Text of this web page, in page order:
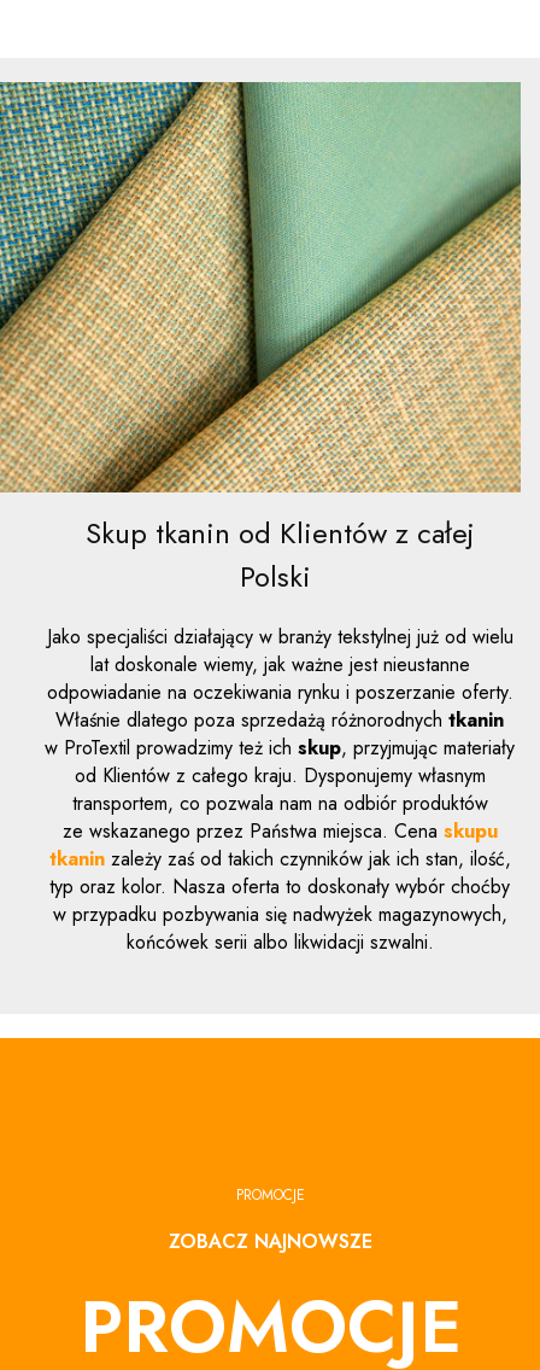
Skup tkanin od Klientów z całej
Polski
Jako specjaliści działający w branży tekstylnej już od wielu
lat doskonale wiemy, jak ważne jest nieustanne
odpowiadanie na oczekiwania rynku i poszerzanie oferty.
Właśnie dlatego poza sprzedażą różnorodnych tkanin
w ProTextil prowadzimy też ich skup, przyjmując materiały
od Klientów z całego kraju. Dysponujemy własnym
transportem, co pozwala nam na odbiór produktów
ze wskazanego przez Państwa miejsca. Cena skupu
tkaninzależy zaś od takich czynników jak ich stan, ilość,
typ oraz kolor. Nasza oferta to doskonały wybór choćby
w przypadku pozbywania się nadwyżek magazynowych,
końcówek serii albo likwidacji szwalni.
PROMOCJE
ZOBACZ NAJNOWSZE
PROMOCJE